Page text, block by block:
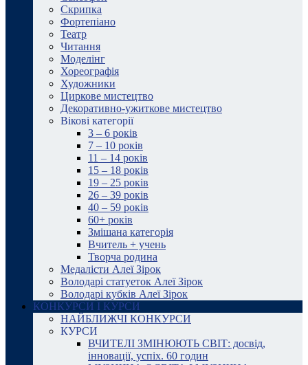
Скрипка
Фортепіано
Театр
Читання
Моделінг
Хореографія
Художники
Циркове мистецтво
Декоративно-ужиткове мистецтво
Вікові категорії
3 – 6 років
7 – 10 років
11 – 14 років
15 – 18 років
19 – 25 років
26 – 39 років
40 – 59 років
60+ років
Змішана категорія
Вчитель + учень
Творча родина
Медалісти Алеї Зірок
Володарі статуеток Алеї Зірок
Володарі кубків Алеї Зірок
КОНКУРСИ І КУРСИ
НАЙБЛИЖЧІ КОНКУРСИ
КУРСИ
ВЧИТЕЛІ ЗМІНЮЮТЬ СВІТ: досвід,
інновації, успіх. 60 годин